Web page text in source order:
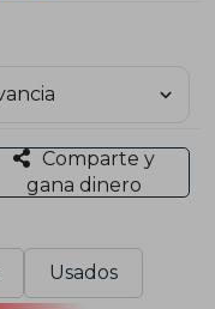
Comparte y
gana dinero
Usados